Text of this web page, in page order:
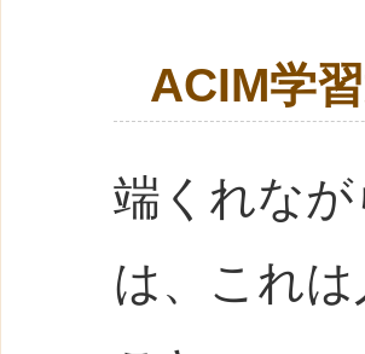
ACIM学
端くれな
は、これ